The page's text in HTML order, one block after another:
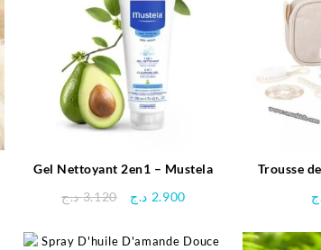
Gel Nettoyant 2en1 – Mustela
3.120 د.ج
Le
initial
2.900 د.ج
actuel
Trousse